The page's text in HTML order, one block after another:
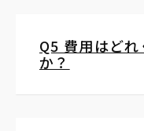
Q5 費用はど
か？